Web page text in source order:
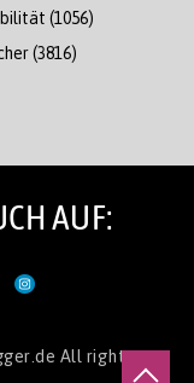
(1056)
(3816)
AUF:
All rights